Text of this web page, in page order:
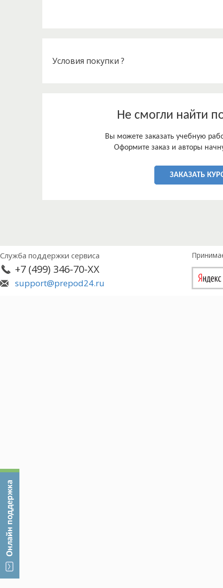
Условия покупки ?
Не смогли найти
Вы можете заказать учебную
Оформите заказ и авторы
ЗАКАЗАТЬ
Служба поддержки сервиса
+7 (499) 346-70-XX
support@prepod24.ru